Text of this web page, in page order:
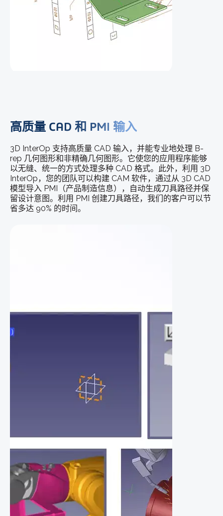
高质量 CAD 和 PMI 输入
3D InterOp 支持高质量 CAD 输入，并能专业地处理 B-
rep 几何图形和非精确几何图形。它使您的应用程序能够
以无缝、统一的方式处理多种 CAD 格式。此外，利用 3D
InterOp，您的团队可以构建 CAM 软件，通过从 3D CAD
模型导入 PMI（产品制造信息），自动生成刀具路径并保
留设计意图。利用 PMI 创建刀具路径，我们的客户可以节
省多达 90% 的时间。